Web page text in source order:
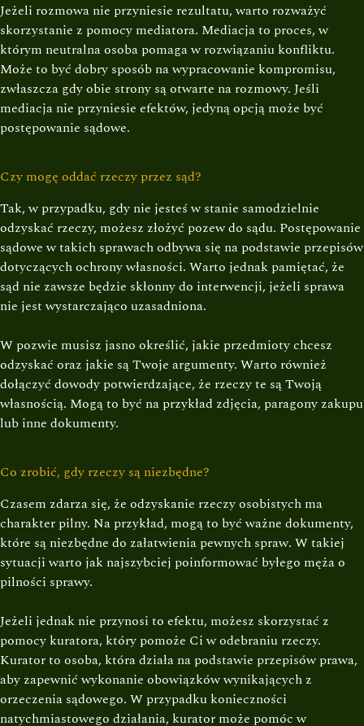
Jeżeli rozmowa nie przyniesie rezultatu, warto rozważyć
skorzystanie z pomocy mediatora. Mediacja to proces, w
którym neutralna osoba pomaga w rozwiązaniu konfliktu.
Może to być dobry sposób na wypracowanie kompromisu,
zwłaszcza gdy obie strony są otwarte na rozmowy. Jeśli
mediacja nie przyniesie efektów, jedyną opcją może być
postępowanie sądowe.
Czy mogę oddać rzeczy przez sąd?
Tak, w przypadku, gdy nie jesteś w stanie samodzielnie
odzyskać rzeczy, możesz złożyć pozew do sądu. Postępowanie
sądowe w takich sprawach odbywa się na podstawie przepisów
dotyczących ochrony własności. Warto jednak pamiętać, że
sąd nie zawsze będzie skłonny do interwencji, jeżeli sprawa
nie jest wystarczająco uzasadniona.
W pozwie musisz jasno określić, jakie przedmioty chcesz
odzyskać oraz jakie są Twoje argumenty. Warto również
dołączyć dowody potwierdzające, że rzeczy te są Twoją
własnością. Mogą to być na przykład zdjęcia, paragony zakupu
lub inne dokumenty.
Co zrobić, gdy rzeczy są niezbędne?
Czasem zdarza się, że odzyskanie rzeczy osobistych ma
charakter pilny. Na przykład, mogą to być ważne dokumenty,
które są niezbędne do załatwienia pewnych spraw. W takiej
sytuacji warto jak najszybciej poinformować byłego męża o
pilności sprawy.
Jeżeli jednak nie przynosi to efektu, możesz skorzystać z
pomocy kuratora, który pomoże Ci w odebraniu rzeczy.
Kurator to osoba, która działa na podstawie przepisów prawa,
aby zapewnić wykonanie obowiązków wynikających z
orzeczenia sądowego. W przypadku konieczności
natychmiastowego działania, kurator może pomóc w